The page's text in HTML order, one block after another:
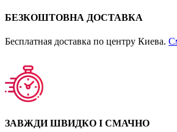
БЕЗКОШТОВНА ДОСТАВКА
Бесплатная доставка по центру Киева.
ЗАВЖДИ ШВИДКО І СМАЧНО